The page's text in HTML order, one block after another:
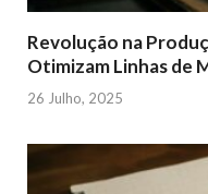
Revolução na
Otimizam Linhas de
26 Julho, 2025